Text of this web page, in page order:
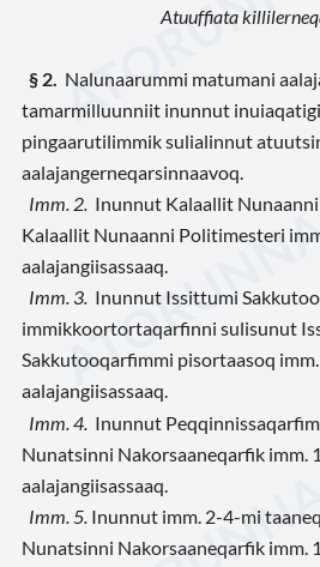
Atuuffiata
§ 2. Nalunaarummi matumani
tamarmilluunniit inunnut
pingaarutilimmik sulialinnut
aalajangerneqarsinnaavoq.
Imm. 2. Inunnut Kalaallit
Kalaallit Nunaanni Politimesteri
aalajangiisassaaq.
Imm. 3. Inunnut Issittumi
immikkoortortaqarfinni sulisunut
Sakkutooqarfimmi pisortaasoq
aalajangiisassaaq.
Imm. 4. Inunnut
Nunatsinni Nakorsaaneqarfik imm.
aalajangiisassaaq.
Imm. 5. Inunnut imm. 2-4-mi
Nunatsinni Nakorsaaneqarfik imm.